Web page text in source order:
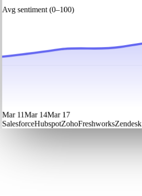
Avg sentiment (0–100)
Mar 11Mar 14Mar 17
SalesforceHubspotZohoFreshworksZendesk